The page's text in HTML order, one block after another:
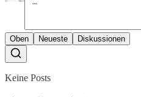
Oben Neueste Diskussionen
Keine Posts